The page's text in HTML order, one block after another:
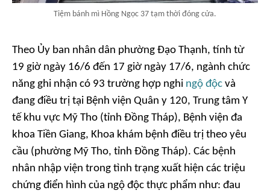
Tiệm bánh mì Hồng Ngọc 37 tạm thời đóng cửa.
Theo Ủy ban nhân dân phường Đạo Thạnh, tính từ
19 giờ ngày 16/6 đến 17 giờ ngày 17/6, ngành chức
năng ghi nhận có 93 trường hợp nghi ngộ độc và
đang điều trị tại Bệnh viện Quân y 120, Trung tâm Y
tế khu vực Mỹ Tho (tỉnh Đồng Tháp), Bệnh viện đa
khoa Tiền Giang, Khoa khám bệnh điều trị theo yêu
cầu (phường Mỹ Tho, tỉnh Đồng Tháp). Các bệnh
nhân nhập viện trong tình trạng xuất hiện các triệu
chứng điển hình của ngộ độc thực phẩm như: đau